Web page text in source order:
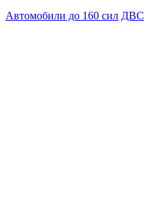
Автомобили до 160 сил ДВС